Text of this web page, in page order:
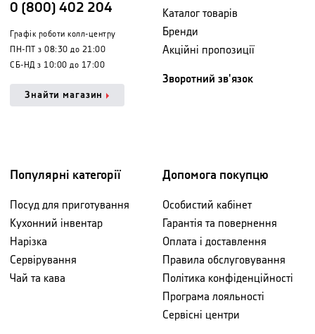
0 (800) 402 204
Графік роботи колл-центру
ПН-ПТ з 08:30 до 21:00
СБ-НД з 10:00 до 17:00
Знайти магазин
Каталог товарів
Бренди
Акційні пропозиції
Зворотний зв'язок
Популярні категорії
Посуд для приготування
Кухонний інвентар
Нарізка
Сервірування
Чай та кава
Допомога покупцю
Особистий кабінет
Гарантія та повернення
Оплата і доставлення
Правила обслуговування
Політика конфіденційності
Програма лояльності
Сервісні центри